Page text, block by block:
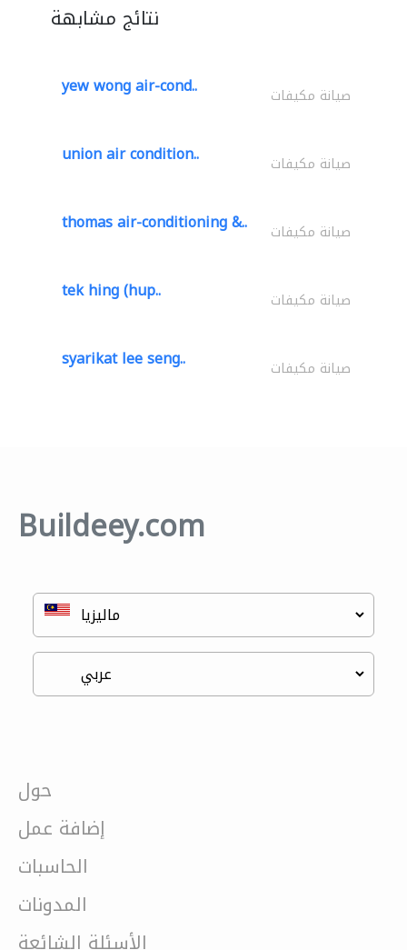
نتائج مشابهة
yew wong air-cond.. صيانة مكيفات
union air condition.. صيانة مكيفات
thomas air-conditioning &.. صيانة مكيفات
tek hing (hup.. صيانة مكيفات
syarikat lee seng.. صيانة مكيفات
Buildeey.com
حول
إضافة عمل
الحاسبات
المدونات
الأسئلة الشائعة